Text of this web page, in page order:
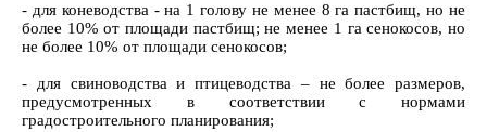
- для коневодства - на 1 голову не менее 8 га пастбищ, но не
более 10% от площади пастбищ; не менее 1 га сенокосов, но
не более 10% от площади сенокосов;
- для свиноводства и птицеводства – не более размеров,
предусмотренных в соответствии с нормами
градостроительного планирования;